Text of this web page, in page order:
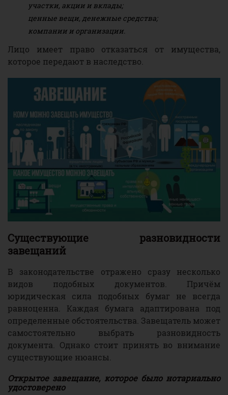
участки, акции и вклады;
ценные вещи, денежные средства;
компании и организации.
Лицо имеет право отказаться от имущества,
которое передают в наследство.
Существующие разновидности
завещаний
В законодательстве отражено сразу несколько
видов подобных документов. Причём
юридическая сила подобных бумаг не всегда
равноценна. Каждая бумага адаптирована под
определенные обстоятельства. Завещатель может
самостоятельно выбрать разновидность
документа. Однако стоит принять во внимание
существующие нюансы.
Открытое завещание, которое было нотариально
удостоверено